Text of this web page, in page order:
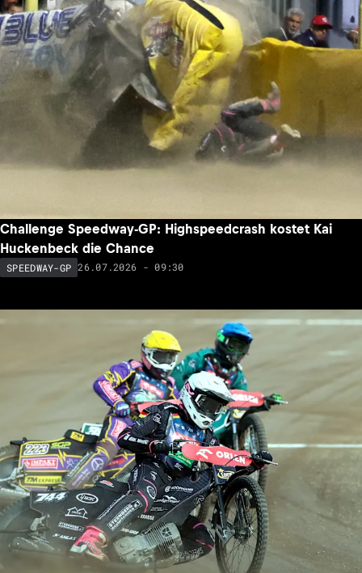
Challenge Speedway-GP: Highspeedcrash kostet Kai
Huckenbeck die Chance
SPEEDWAY-GP 26.07.2026 - 09:30